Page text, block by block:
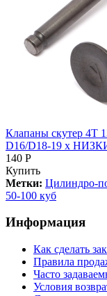
Клапаны скутер
D16/D18-19 x
140 Р
Купить
Метки: Цилиндро-
50-100 куб
Информация
Как сделать
Правила
Часто
Условия